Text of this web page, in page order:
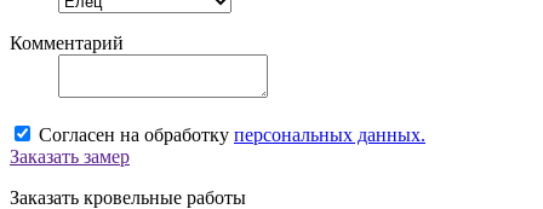
Комментарий
Согласен на обработку персональных данных.
Заказать замер
Заказать кровельные работы